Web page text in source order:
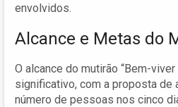
envolvidos.
Alcance e Metas do
O alcance do mutirão “Bem-viver
significativo, com a proposta de
número de pessoas nos cinco